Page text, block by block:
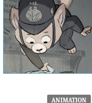
ANIMATION